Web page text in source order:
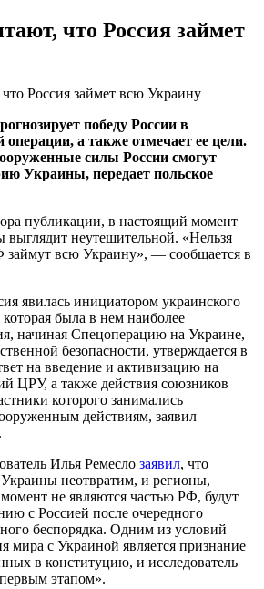
что Россия займет
победу России в
операции, а также отмечает ее цели.
силы России смогут
Украины, передает польское
публикации, в настоящий момент
выглядит неутешительной. «Нельзя
всю Украину», — сообщается в
явилась инициатором украинского
была в нем наиболее
начиная Спецоперацию на Украине,
безопасности, утверждается в
на введение и активизацию на
ЦРУ, а также действия союзников
которого занимались
действиям, заявил
Илья Ремесло заявил, что
неотвратим, и регионы,
не являются частью РФ, будут
с Россией после очередного
беспорядка. Одним из условий
мира с Украиной является признание
в конституцию, и исследователь
этапом».